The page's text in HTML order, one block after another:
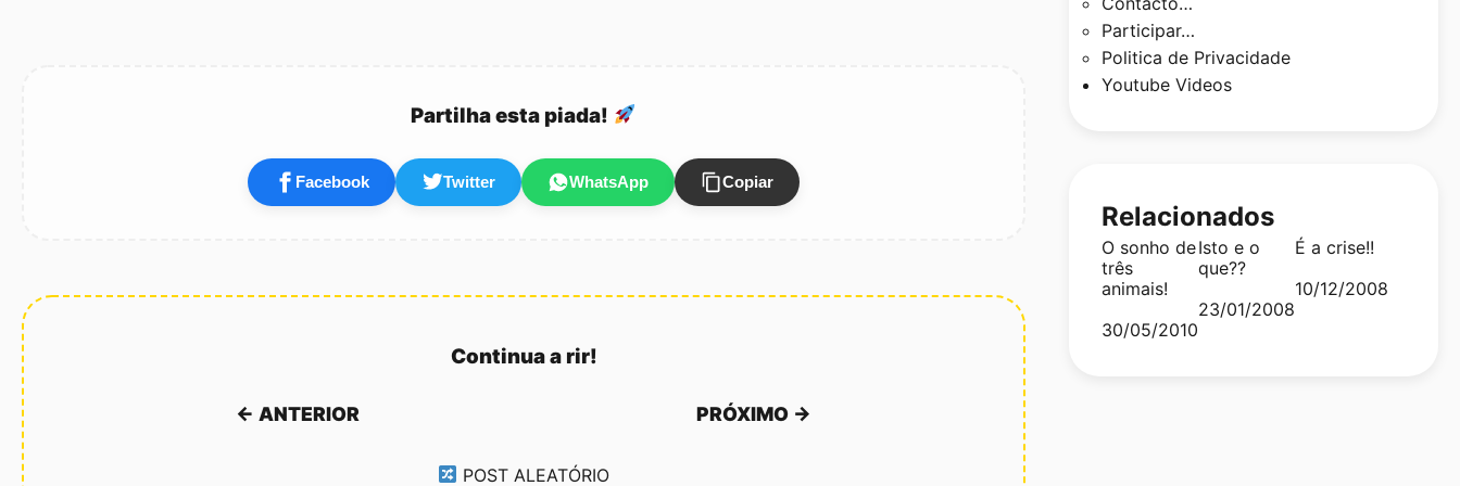
Partilha esta piada!
Facebook Twitter WhatsApp Copiar
Continua a rir!
← ANTERIOR PRÓXIMO →
POST ALEATÓRIO
Participar…
Politica de Privacidade
Youtube Videos
Relacionados
O sonho de
três
animais!
Date
30/05/2010
Isto e o
que??
Date
23/01/2008
É a crise!!
Date
10/12/2008